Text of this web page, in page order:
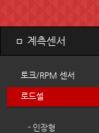
ㅁ 계측센서
토크/RPM 센서
로드셀
- 인장형